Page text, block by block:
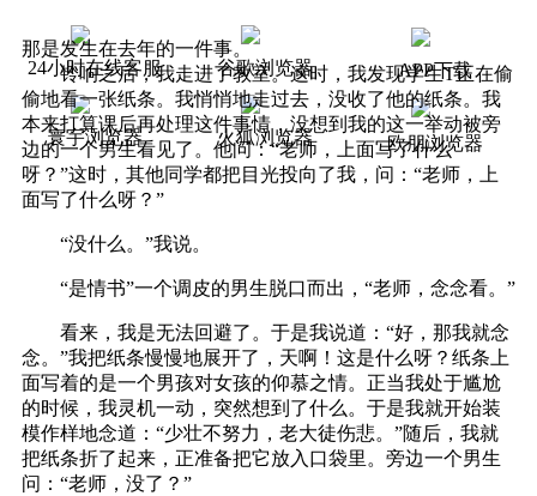
24小时在线客服 谷歌浏览器 APP下载
寰宇浏览器 火狐浏览器 欧朋浏览器
那是发生在去年的一件事。
铃响之后，我走进了教室。这时，我发现学生T正在偷
偷地看一张纸条。我悄悄地走过去，没收了他的纸条。我
本来打算课后再处理这件事情，没想到我的这一举动被旁
边的一个男生看见了。他问：“老师，上面写了什么
呀？”这时，其他同学都把目光投向了我，问：“老师，上
面写了什么呀？”
“没什么。”我说。
“是情书”一个调皮的男生脱口而出，“老师，念念看。”
看来，我是无法回避了。于是我说道：“好，那我就念
念。”我把纸条慢慢地展开了，天啊！这是什么呀？纸条上
面写着的是一个男孩对女孩的仰慕之情。正当我处于尴尬
的时候，我灵机一动，突然想到了什么。于是我就开始装
模作样地念道：“少壮不努力，老大徒伤悲。”随后，我就
把纸条折了起来，正准备把它放入口袋里。旁边一个男生
问：“老师，没了？”